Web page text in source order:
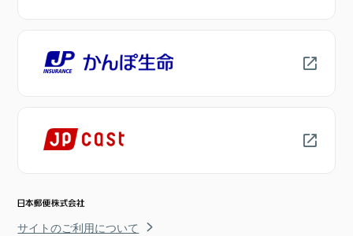
サイトのご利用について